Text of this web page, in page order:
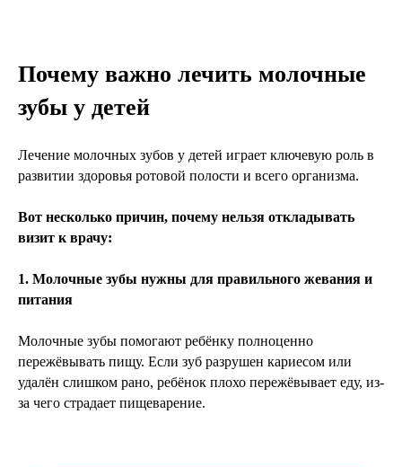
Почему важно лечить молочные
зубы у детей
Лечение молочных зубов у детей играет ключевую роль в
развитии здоровья ротовой полости и всего организма.
Вот несколько причин, почему нельзя откладывать
визит к врачу:
1. Молочные зубы нужны для правильного жевания и
питания
Молочные зубы помогают ребёнку полноценно
пережёвывать пищу. Если зуб разрушен кариесом или
удалён слишком рано, ребёнок плохо пережёвывает еду, из-
за чего страдает пищеварение.